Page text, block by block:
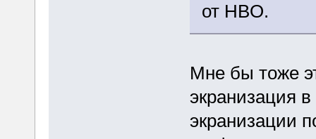
от HBO.
Мне бы тоже
экранизация
экранизации